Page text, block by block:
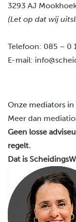
3293 AJ
(Let op dat wij
Telefoon: 085 – 0
E-mail:
Onze mediators
Meer dan
Geen losse
regelt.
Dat is